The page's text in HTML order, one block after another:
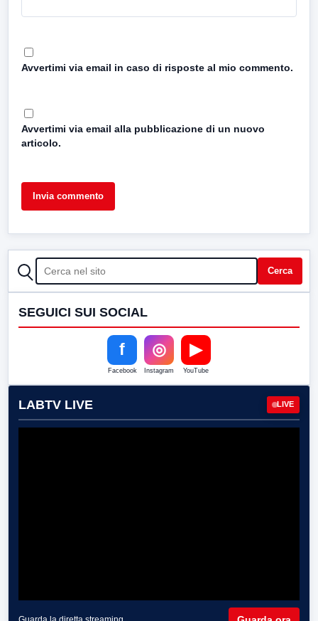
Avvertimi via email in caso di risposte al mio commento.
Avvertimi via email alla pubblicazione di un nuovo
articolo.
CERCA Cerca
SEGUICI SUI SOCIAL
f
Facebook
◎
Instagram
▶
YouTube
LABTV LIVE LIVE